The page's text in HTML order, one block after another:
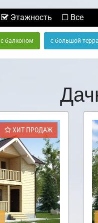
Этажность Все
с балконом с большой
ХИТ ПРОДАЖ